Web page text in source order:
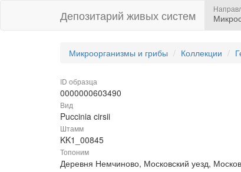
Депозитарий живых систем
Микроорганизмы и грибы Коллекции
ID образца
0000000603490
Вид
Puccinia cirsii
Штамм
KK1_00845
Топоним
Деревня Немчиново, Московский уезд,